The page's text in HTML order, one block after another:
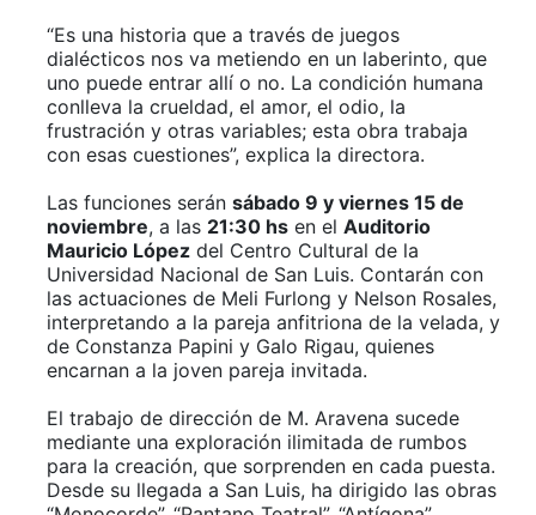
“Es una historia que a través de juegos
dialécticos nos va metiendo en un laberinto, que
uno puede entrar allí o no. La condición humana
conlleva la crueldad, el amor, el odio, la
frustración y otras variables; esta obra trabaja
con esas cuestiones”, explica la directora.
Las funciones serán sábado 9 y viernes 15 de
noviembre, a las 21:30 hs en el Auditorio
Mauricio López del Centro Cultural de la
Universidad Nacional de San Luis. Contarán con
las actuaciones de Meli Furlong y Nelson Rosales,
interpretando a la pareja anfitriona de la velada, y
de Constanza Papini y Galo Rigau, quienes
encarnan a la joven pareja invitada.
El trabajo de dirección de M. Aravena sucede
mediante una exploración ilimitada de rumbos
para la creación, que sorprenden en cada puesta.
Desde su llegada a San Luis, ha dirigido las obras